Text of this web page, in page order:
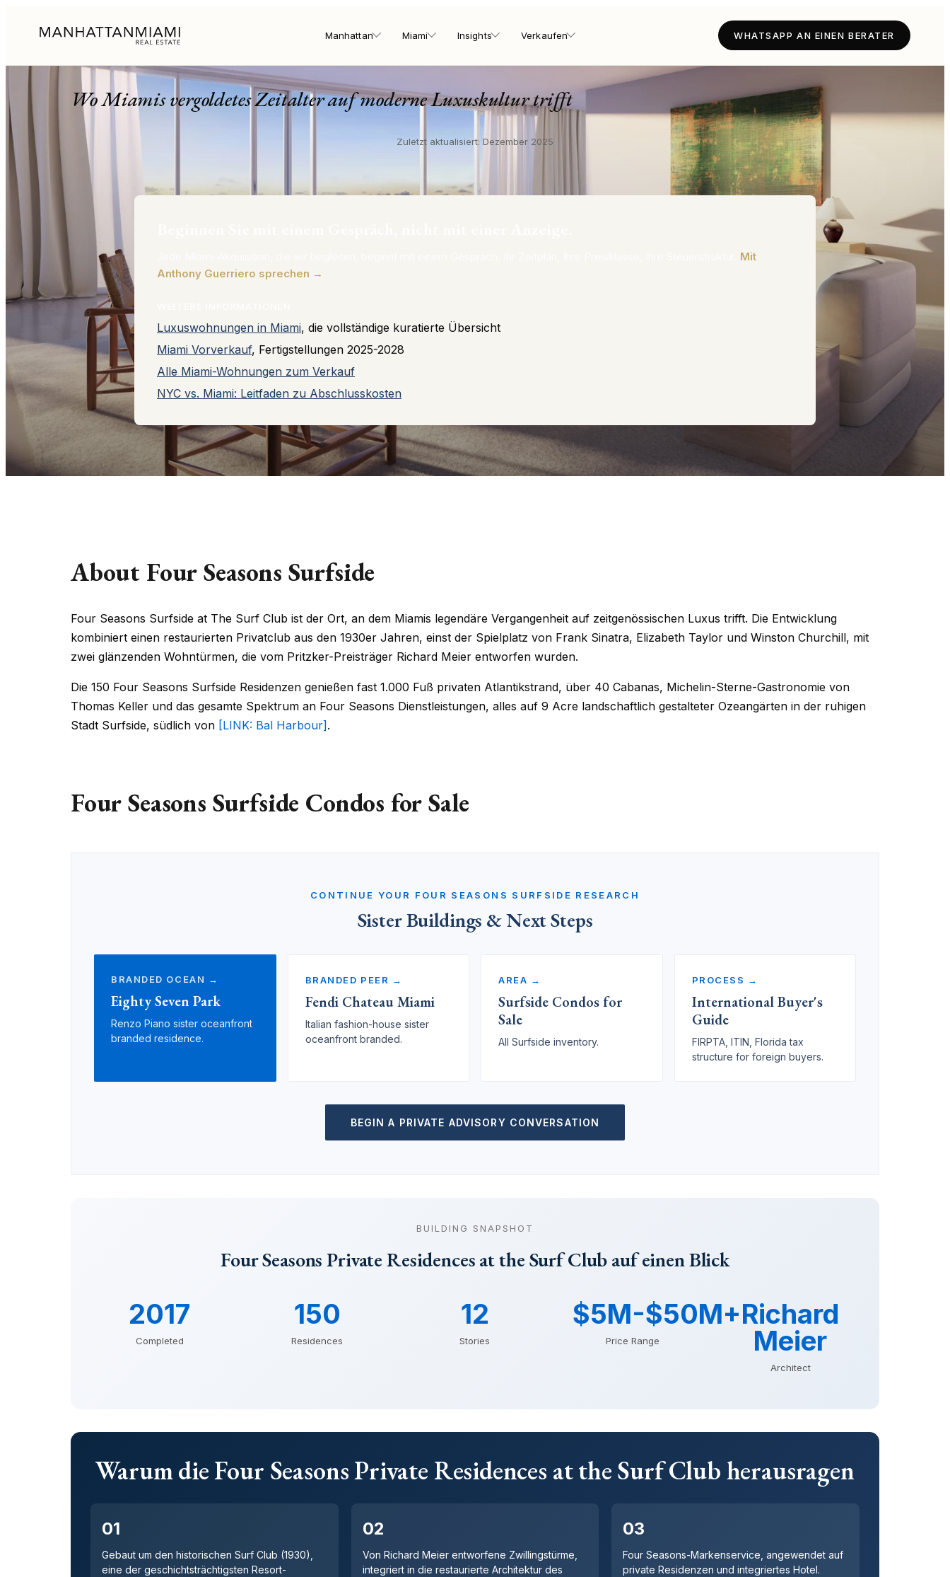
Manhattan Miami Insights Verkaufen WHATSAPP AN EINEN BERATER
Four Seasons Surfside at The Surf Club
Wo Miamis vergoldetes Zeitalter auf moderne Luxuskultur trifft
Zuletzt aktualisiert: Dezember 2025
Mit
Anthony Guerriero sprechen →
Luxuswohnungen in Miami, die vollständige kuratierte Übersicht
Miami Vorverkauf, Fertigstellungen 2025-2028
Alle Miami-Wohnungen zum Verkauf
NYC vs. Miami: Leitfaden zu Abschlusskosten
About Four Seasons Surfside
Four Seasons Surfside at The Surf Club ist der Ort, an dem Miamis legendäre Vergangenheit auf zeitgenössischen Luxus trifft. Die Entwicklung
kombiniert einen restaurierten Privatclub aus den 1930er Jahren, einst der Spielplatz von Frank Sinatra, Elizabeth Taylor und Winston Churchill, mit
zwei glänzenden Wohntürmen, die vom Pritzker-Preisträger Richard Meier entworfen wurden.
Die 150 Four Seasons Surfside Residenzen genießen fast 1.000 Fuß privaten Atlantikstrand, über 40 Cabanas, Michelin-Sterne-Gastronomie von
Thomas Keller und das gesamte Spektrum an Four Seasons Dienstleistungen, alles auf 9 Acre landschaftlich gestalteter Ozeangärten in der ruhigen
Stadt Surfside, südlich von [LINK: Bal Harbour].
Four Seasons Surfside Condos for Sale
CONTINUE YOUR FOUR SEASONS SURFSIDE RESEARCH
Sister Buildings & Next Steps
BRANDED OCEAN →
Eighty Seven Park
Renzo Piano sister oceanfront
branded residence.
BRANDED PEER →
Fendi Chateau Miami
Italian fashion-house sister
oceanfront branded.
AREA →
Surfside Condos for
Sale
All Surfside inventory.
PROCESS →
International Buyer's
Guide
FIRPTA, ITIN, Florida tax
structure for foreign buyers.
BEGIN A PRIVATE ADVISORY CONVERSATION
BUILDING SNAPSHOT
Four Seasons Private Residences at the Surf Club auf einen Blick
2017
Completed
150
Residences
12
Stories
$5M-$50M+
Price Range
Richard
Meier
Architect
Warum die Four Seasons Private Residences at the Surf Club herausragen
01
Gebaut um den historischen Surf Club (1930),
eine der geschichtsträchtigsten Resort-
02
Von Richard Meier entworfene Zwillingstürme,
integriert in die restaurierte Architektur des
03
Four Seasons-Markenservice, angewendet auf
private Residenzen und integriertes Hotel.